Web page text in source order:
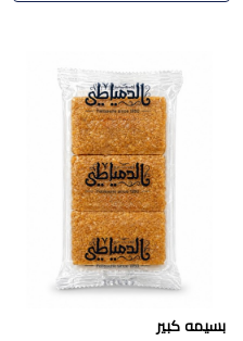
بسيمه كبير